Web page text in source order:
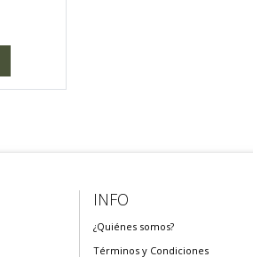
INFO
¿Quiénes somos?
Términos y Condiciones